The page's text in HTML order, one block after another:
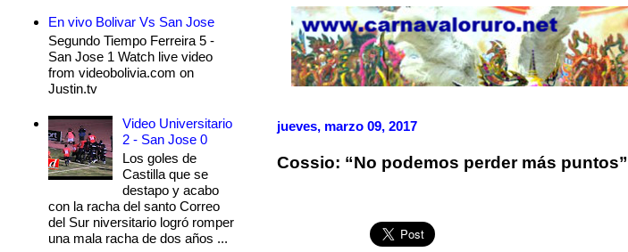
jueves, marzo 09, 2017
Cossio: “No podemos perder más puntos”
En vivo Bolivar Vs San Jose
Segundo Tiempo Ferreira 5 -
San Jose 1 Watch live video
from videobolivia.com on
Justin.tv
Video Universitario
2 - San Jose 0
Los goles de
Castilla que se
destapo y acabo
con la racha del santo Correo
del Sur niversitario logró romper
una mala racha de dos años ...